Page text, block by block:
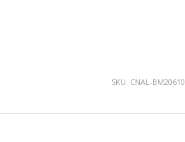
SKU: CNAL-BM20610